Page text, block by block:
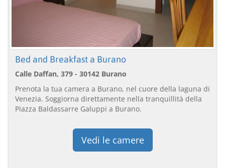
Bed and Breakfast a Burano
Calle Daffan, 379 - 30142 Burano
Prenota la tua camera a Burano, nel cuore della laguna di
Venezia. Soggiorna direttamente nella tranquillità della
Piazza Baldassarre Galuppi a Burano.
Vedi le camere